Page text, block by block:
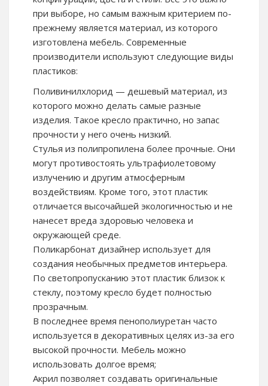
при выборе, но самым важным критерием по-
прежнему является материал, из которого
изготовлена мебель. Современные
производители используют следующие виды
пластиков:
Поливинилхлорид — дешевый материал, из
которого можно делать самые разные
изделия. Такое кресло практично, но запас
прочности у него очень низкий.
Стулья из полипропилена более прочные. Они
могут противостоять ультрафиолетовому
излучению и другим атмосферным
воздействиям. Кроме того, этот пластик
отличается высочайшей экологичностью и не
нанесет вреда здоровью человека и
окружающей среде.
Поликарбонат дизайнер использует для
создания необычных предметов интерьера.
По светопропусканию этот пластик близок к
стеклу, поэтому кресло будет полностью
прозрачным.
В последнее время пенополиуретан часто
используется в декоративных целях из-за его
высокой прочности. Мебель можно
использовать долгое время;
Акрил позволяет создавать оригинальные